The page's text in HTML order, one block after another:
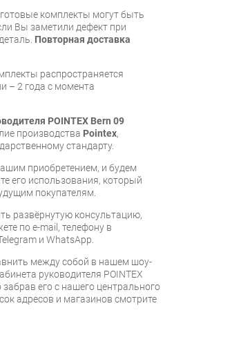
комплекты могут быть
Вы заметили дефект при
Повторная доставка
распространяется
– 2 года с момента
POINTEX Bern 09
производства Pointex,
стандарту.
приобретением, и будем
его использования, который
покупателям.
развёрнутую консультацию,
по e-mail, телефону в
и WhatsApp.
между собой в нашем шоу-
руководителя POINTEX
его с нашего центрального
адресов и магазинов смотрите